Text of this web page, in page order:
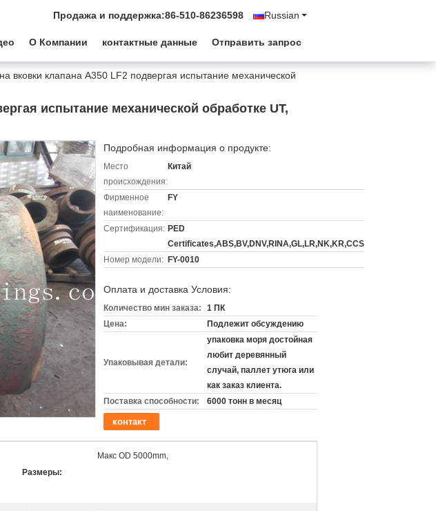
Russian
Продажа и поддержка:86-510-86236598
О Компании контактные данные Отправить запрос
вковки клапана A350 LF2 подвергая испытание механической
испытание механической обработке UT,
Подробная информация о продукте:
Место
происхождения:
Китай
Фирменное
наименование:
FY
Сертификация: PED
Certificates,ABS,BV,DNV,RINA,GL,LR,NK,KR,CCS
Номер модели: FY-0010
Оплата и доставка Условия:
Количество мин заказа:
1 ПК
Цена:
Подлежит обсуждению
Упаковывая детали:
упаковка моря достойная
любит деревянный
случай, паллет утюга или
как заказ клиента.
Поставка способности:
6000 тонн в месяц
контакт
Размеры:
Макс OD 5000mm,